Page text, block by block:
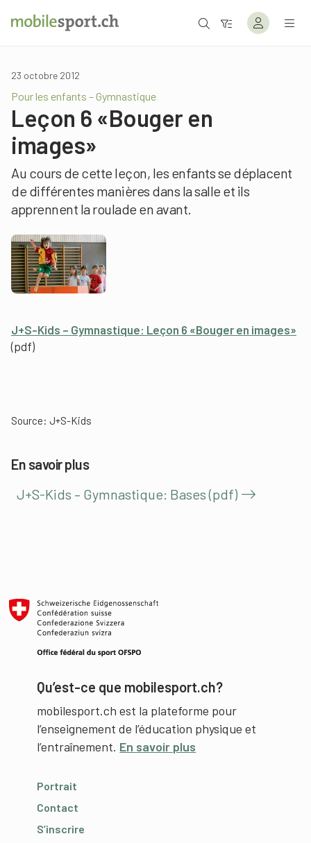
23 octobre 2012
Pour les enfants – Gymnastique
Leçon 6 «Bouger en
images»
Au cours de cette leçon, les enfants se déplacent
de différentes manières dans la salle et ils
apprennent la roulade en avant.
J+S-Kids – Gymnastique: Leçon 6 «Bouger en images»
(pdf)
Source: J+S-Kids
En savoir plus
J+S-Kids – Gymnastique: Bases (pdf)
Qu’est-ce que mobilesport.ch?
mobilesport.ch est la plateforme pour
l’enseignement de l’éducation physique et
l’entraînement. En savoir plus
Portrait
Contact
S’inscrire